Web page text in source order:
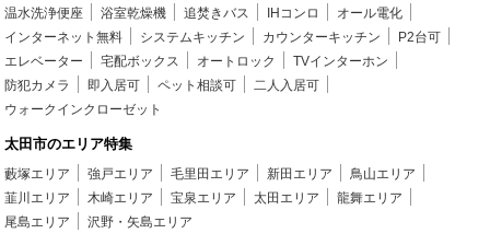
温水洗浄便座
浴室乾燥機 追焚きバス IHコンロ
オール電化
インターネット無料
システムキッチン カウンターキッチン
P2台可
エレベーター
宅配ボックス オートロック
TVインターホン
防犯カメラ
即入居可 ペット相談可
二人入居可
ウォークインクローゼット
太田市のエリア特集
藪塚エリア 強戸エリア 毛里田エリア 新田エリア
鳥山エリア
韮川エリア
木崎エリア 宝泉エリア 太田エリア
龍舞エリア
尾島エリア
沢野・矢島エリア